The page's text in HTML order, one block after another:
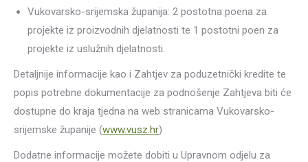
Vukovarsko-srijemska županija: 2 postotna poena za
projekte iz proizvodnih djelatnosti te 1 postotni poen za
projekte iz uslužnih djelatnosti.
Detaljnije informacije kao i Zahtjev za poduzetnički kredite te
popis potrebne dokumentacije za podnošenje Zahtjeva biti će
dostupne do kraja tjedna na web stranicama Vukovarsko-
srijemske županije (www.vusz.hr)
Dodatne informacije možete dobiti u Upravnom odjelu za